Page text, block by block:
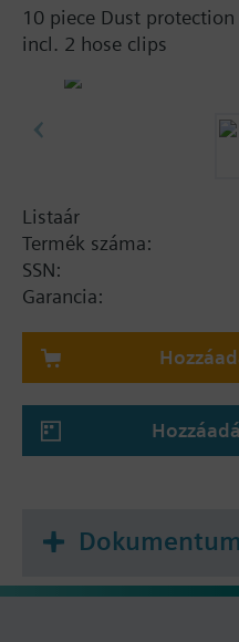
10 piece Dust
incl. 2 hose clips
Listaár
Termék száma:
SSN:
Garancia: